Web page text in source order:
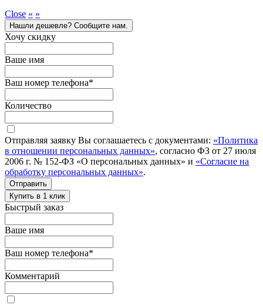
Close « »
Нашли дешевле? Сообщите нам.
Хочу скидку
Ваше имя
Ваш номер телефона*
Количество
Отправляя заявку Вы соглашаетесь с документами: «Политика
в отношении персональных данных», согласно ФЗ от 27 июля
2006 г. № 152-ФЗ «О персональных данных» и «Согласие на
обработку персональных данных».
Отправить
Купить в 1 клик
Быстрый заказ
Ваше имя
Ваш номер телефона*
Комментарий